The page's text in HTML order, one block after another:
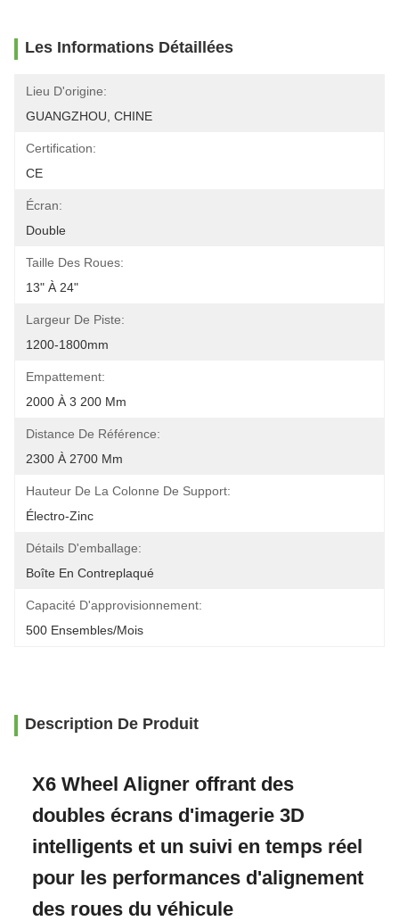
Les Informations Détaillées
Lieu D'origine:
GUANGZHOU, CHINE
Certification:
CE
Écran:
Double
Taille Des Roues:
13" À 24"
Largeur De Piste:
1200-1800mm
Empattement:
2000 À 3 200 Mm
Distance De Référence:
2300 À 2700 Mm
Hauteur De La Colonne De Support:
Électro-Zinc
Détails D'emballage:
Boîte En Contreplaqué
Capacité D'approvisionnement:
500 Ensembles/mois
Description De Produit
X6 Wheel Aligner offrant des
doubles écrans d'imagerie 3D
intelligents et un suivi en temps réel
pour les performances d'alignement
des roues du véhicule